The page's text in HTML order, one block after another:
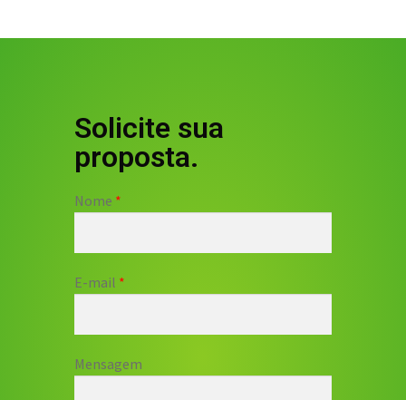
Solicite sua
proposta.
Nome
E-mail
Mensagem